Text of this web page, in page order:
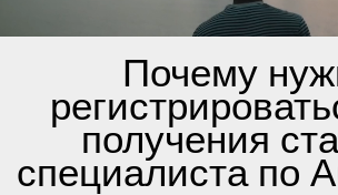
Почему
получения
специалиста по